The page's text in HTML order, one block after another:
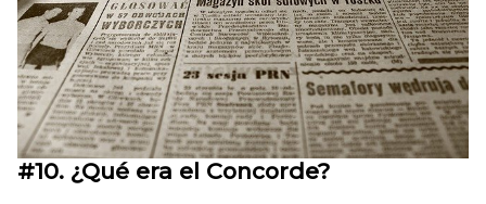
#10. ¿Qué era el Concorde?